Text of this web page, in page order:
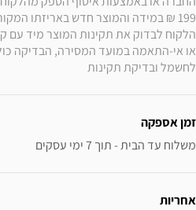
לחשמל ובדיקת תקינות
זמן אספקה
משלוח עד הבית - תוך 7 ימי עסקים
אחריות